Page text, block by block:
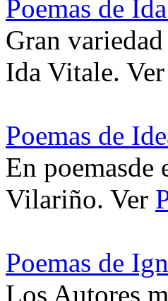
Poemas de
Gran
Ida Vitale. Ver
Poemas de
En poemasde
Vilariño. Ver
Poemas de
Los Autores